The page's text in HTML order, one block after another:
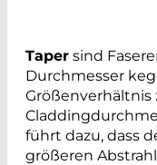
Taper sind
Durchmesser
Größenverhältnis
führt dazu, dass
größeren